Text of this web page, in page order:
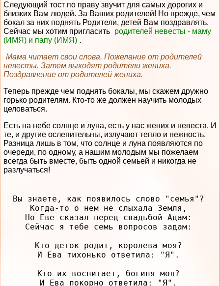
Следующий тост по праву звучит для самых дорогих и
близких Вам людей. За Ваших родителей! Но прежде, чем
бокал за них поднять Родители, детей Вам поздравлять.
Сейчас мы хотим пригласить родителей невесты - маму
(ИМЯ) и папу (ИМЯ) .
Мама читает свои слова. Пожелание от родителей
невесты. Затем выходят родители жениха.
Поздравление от родителей жениха.
Теперь прежде чем поднять бокалы, мы скажем дружно
горько родителям. Кто-то же должен научить молодых
целоваться.
Есть на небе солнце и луна, есть у нас жених и невеста. И
те, и другие ослепительны, излучают тепло и нежность.
Разница лишь в том, что солнце и луна появляются по
очереди, по одному, а нашим молодым мы пожелаем
всегда быть вместе, быть одной семьей и никогда не
разлучаться!
Вы знаете, как появилось слово "семья"?
Когда-то о нем не слыхала Земля,
Но Еве сказал перед свадьбой Адам:
Сейчас я тебе семь вопросов задам:
Кто деток родит, королева моя?
И Ева тихонько ответила: "Я".
Кто их воспитает, богиня моя?
И Ева покорно ответила: "Я".